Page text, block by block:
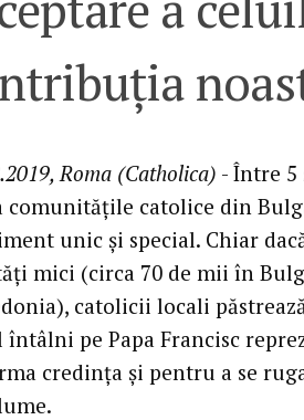
Roma (Catholica) - Între 5
comunitățile catolice din
unic și special. Chiar
mici (circa 70 de mii în
catolicii locali
întâlni pe Papa Francisc
credința și pentru a se